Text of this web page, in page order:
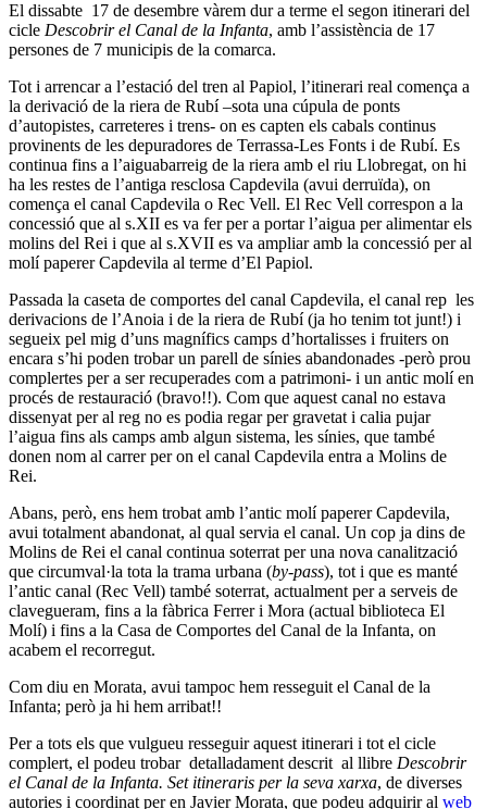
El dissabte 17 de desembre vàrem dur a terme el segon itinerari del
cicle Descobrir el Canal de la Infanta, amb l’assistència de 17
persones de 7 municipis de la comarca.
Tot i arrencar a l’estació del tren al Papiol, l’itinerari real comença a
la derivació de la riera de Rubí –sota una cúpula de ponts
d’autopistes, carreteres i trens- on es capten els cabals continus
provinents de les depuradores de Terrassa-Les Fonts i de Rubí. Es
continua fins a l’aiguabarreig de la riera amb el riu Llobregat, on hi
ha les restes de l’antiga resclosa Capdevila (avui derruïda), on
comença el canal Capdevila o Rec Vell. El Rec Vell correspon a la
concessió que al s.XII es va fer per a portar l’aigua per alimentar els
molins del Rei i que al s.XVII es va ampliar amb la concessió per al
molí paperer Capdevila al terme d’El Papiol.
Passada la caseta de comportes del canal Capdevila, el canal rep les
derivacions de l’Anoia i de la riera de Rubí (ja ho tenim tot junt!) i
segueix pel mig d’uns magnífics camps d’hortalisses i fruiters on
encara s’hi poden trobar un parell de sínies abandonades -però prou
complertes per a ser recuperades com a patrimoni- i un antic molí en
procés de restauració (bravo!!). Com que aquest canal no estava
dissenyat per al reg no es podia regar per gravetat i calia pujar
l’aigua fins als camps amb algun sistema, les sínies, que també
donen nom al carrer per on el canal Capdevila entra a Molins de
Rei.
Abans, però, ens hem trobat amb l’antic molí paperer Capdevila,
avui totalment abandonat, al qual servia el canal. Un cop ja dins de
Molins de Rei el canal continua soterrat per una nova canalització
que circumval·la tota la trama urbana (by-pass), tot i que es manté
l’antic canal (Rec Vell) també soterrat, actualment per a serveis de
clavegueram, fins a la fàbrica Ferrer i Mora (actual biblioteca El
Molí) i fins a la Casa de Comportes del Canal de la Infanta, on
acabem el recorregut.
Com diu en Morata, avui tampoc hem resseguit el Canal de la
Infanta; però ja hi hem arribat!!
Per a tots els que vulgueu resseguir aquest itinerari i tot el cicle
complert, el podeu trobar detalladament descrit al llibre Descobrir
el Canal de la Infanta. Set itineraris per la seva xarxa, de diverses
autories i coordinat per en Javier Morata, que podeu adquirir al web